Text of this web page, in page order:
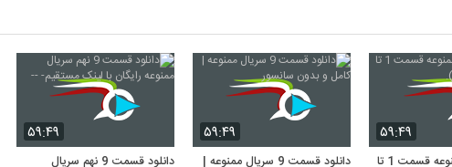
۵۹:۴۹
دانلود سریال ممنوعه قسمت 1 تا
۵۹:۴۹
دانلود قسمت 9 سریال ممنوعه |
۵۹:۴۹
دانلود قسمت 9 نهم سریال